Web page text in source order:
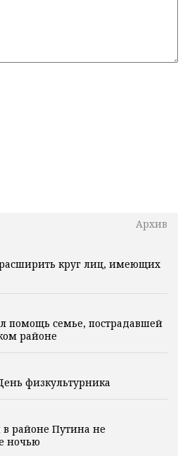
Архив
круг лиц, имеющих
помощь семье, пострадавшей
районе
физкультурника
районе Путина не
ночью